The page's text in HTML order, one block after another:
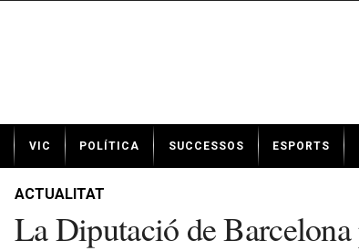
t
VIC POLÍTICA SUCCESSOS ESPORTS
ACTUALITAT
La Diputació de